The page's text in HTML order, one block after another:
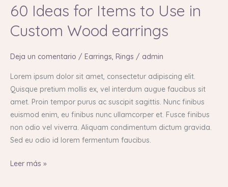
60 Ideas for Items to Use in
Custom Wood earrings
Deja un comentario / Earrings, Rings / admin
Lorem ipsum dolor sit amet, consectetur adipiscing elit.
Quisque pretium mollis ex, vel interdum augue faucibus sit
amet. Proin tempor purus ac suscipit sagittis. Nunc finibus
euismod enim, eu finibus nunc ullamcorper et. Fusce finibus
non odio vel viverra. Aliquam condimentum dictum gravida.
Sed eu odio id lorem fermentum faucibus.
for
to
in
Custom
Wood
earrings
Leer más »